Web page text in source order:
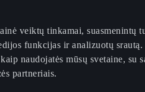
veiktų tinkamai, suasmenintų
funkcijas ir analizuotų srautą.
naudojatės mūsų svetaine, su
partneriais.